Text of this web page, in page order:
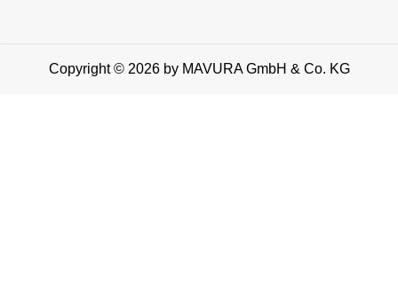
Copyright © 2026 by MAVURA GmbH & Co. KG